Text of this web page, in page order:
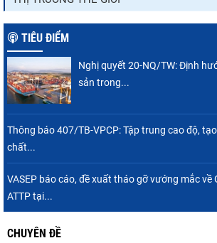
TIÊU ĐIỂM
Nghị quyết 20-NQ/TW: Định
sản trong...
Thông báo 407/TB-VPCP: Tập trung cao độ,
chất...
VASEP báo cáo, đề xuất tháo gỡ vướng mắc về
ATTP tại...
CHUYÊN ĐỀ